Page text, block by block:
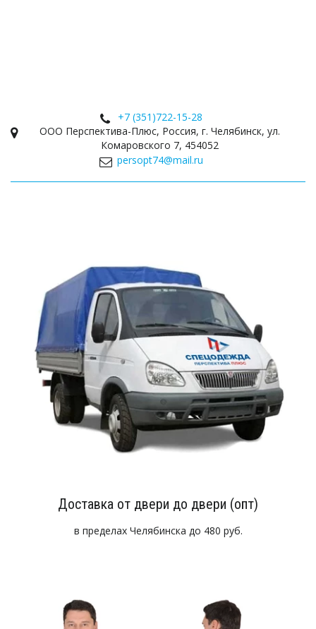
+7 (351)722-15-28
ООО Перспектива-Плюс, Россия, г. Челябинск, ул.
Комаровского 7, 454052
persopt74@mail.ru
Доставка от двери до двери (опт)
в пределах Челябинска до 480 руб.